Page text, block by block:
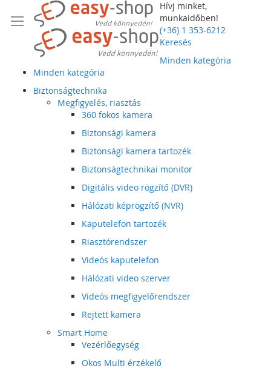
Hívj minket,
munkaidőben!
(+36) 1 353-6212
Keresés
Minden kategória
Minden kategória
Biztonságtechnika
Megfigyelés, riasztás
360 fokos kamera
Biztonsági kamera
Biztonsági kamera tartozék
Biztonságtechnikai monitor
Digitális video rögzítő (DVR)
Hálózati képrögzítő (NVR)
Kaputelefon tartozék
Riasztórendszer
Videós kaputelefon
Hálózati video szerver
Videós megfigyelőrendszer
Rejtett kamera
Smart Home
Vezérlőegység
Okos Multi érzékelő